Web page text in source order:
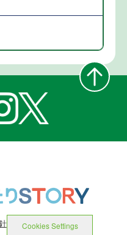
Cookies Settings